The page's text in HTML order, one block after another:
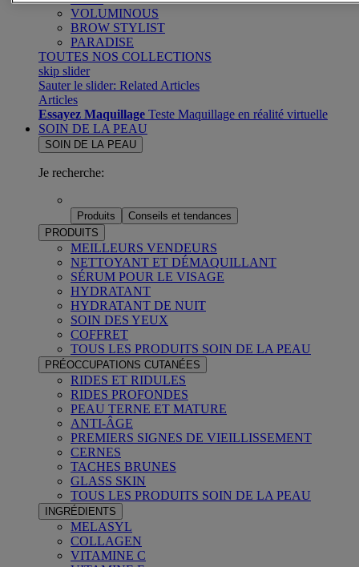
VOLUMINOUS
BROW STYLIST
PARADISE
TOUTES NOS COLLECTIONS
skip slider
Sauter le slider: Related Articles
Articles
Essayez Maquillage Teste Maquillage en réalité virtuelle
SOIN DE LA PEAU
SOIN DE LA PEAU
Je recherche:
Produits
Conseils et tendances
PRODUITS
MEILLEURS VENDEURS
NETTOYANT ET DÉMAQUILLANT
SÉRUM POUR LE VISAGE
HYDRATANT
HYDRATANT DE NUIT
SOIN DES YEUX
COFFRET
TOUS LES PRODUITS SOIN DE LA PEAU
PRÉOCCUPATIONS CUTANÉES
RIDES ET RIDULES
RIDES PROFONDES
PEAU TERNE ET MATURE
ANTI-ÂGE
PREMIERS SIGNES DE VIEILLISSEMENT
CERNES
TACHES BRUNES
GLASS SKIN
TOUS LES PRODUITS SOIN DE LA PEAU
INGRÉDIENTS
MELASYL
COLLAGEN
VITAMINE C